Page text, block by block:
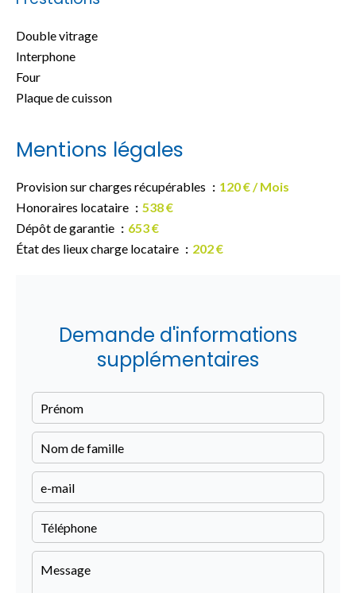
Double vitrage
Interphone
Four
Plaque de cuisson
Mentions légales
Provision sur charges récupérables
120 € / Mois
Honoraires locataire
538 €
Dépôt de garantie
653 €
État des lieux charge locataire
202 €
Demande d'informations
supplémentaires